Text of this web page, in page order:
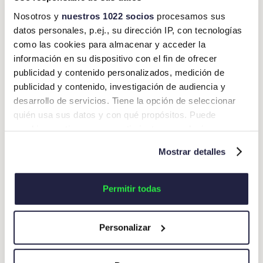
Nosotros y nuestros 1022 socios procesamos sus
datos personales, p.ej., su dirección IP, con tecnologías
como las cookies para almacenar y acceder la
información en su dispositivo con el fin de ofrecer
publicidad y contenido personalizados, medición de
publicidad y contenido, investigación de audiencia y
desarrollo de servicios. Tiene la opción de seleccionar
quién usa sus datos y con qué propósitos. Puede
Si lo permite, también quisiéramos:
geográfica que puede tener una precisión de varios
Identificar su dispositivo analizándolo activamente
Mostrar detalles
Permitir todas
Personalizar
313 millones de dólares en el primer
trimestre de 2024” (Edoardo Papini)
¿Quieres acudir al México Business Summit
2024? Todavía puedes conseguir tu entrada.